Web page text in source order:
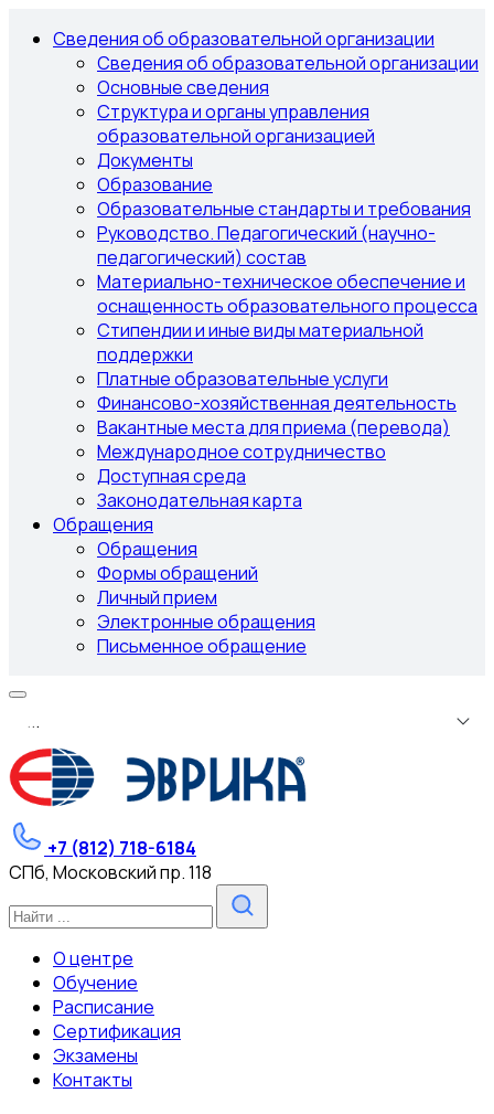
Сведения об образовательной организации
Сведения об образовательной организации
Основные сведения
Структура и органы управления
образовательной организацией
Документы
Образование
Образовательные стандарты и требования
Руководство. Педагогический (научно-
педагогический) состав
Материально-техническое обеспечение и
оснащенность образовательного процесса
Стипендии и иные виды материальной
поддержки
Платные образовательные услуги
Финансово-хозяйственная деятельность
Вакантные места для приема (перевода)
Международное сотрудничество
Доступная среда
Законодательная карта
Обращения
Обращения
Формы обращений
Личный прием
Электронные обращения
Письменное обращение
...
+7 (812) 718-6184
СПб, Московский пр. 118
О центре
Обучение
Расписание
Сертификация
Экзамены
Контакты